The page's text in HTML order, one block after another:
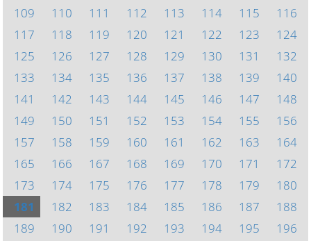
109
110 111 112 113 114 115
116
117
118 119 120 121 122 123
124
125
126 127 128 129 130 131
132
133
134 135 136 137 138 139
140
141
142 143 144 145 146 147
148
149
150 151 152 153 154 155
156
157
158 159 160 161 162 163
164
165
166 167 168 169 170 171
172
173
174 175 176 177 178 179
180
181
182 183 184 185 186 187
188
189
190 191 192 193 194 195
196